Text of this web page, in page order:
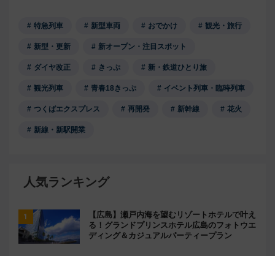
特急列車 新型車両 おでかけ 観光・旅行
新型・更新 新オープン・注目スポット
ダイヤ改正 きっぷ 新・鉄道ひとり旅
観光列車 青春18きっぷ イベント列車・臨時列車
つくばエクスプレス 再開発 新幹線 花火
新線・新駅開業
人気ランキング
【広島】瀬戸内海を望むリゾートホテルで叶え
る！グランドプリンスホテル広島のフォトウエ
ディング＆カジュアルパーティープラン